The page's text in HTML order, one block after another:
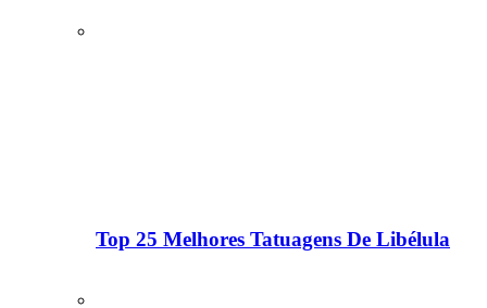
Top 25 Melhores Tatuagens De Libélula